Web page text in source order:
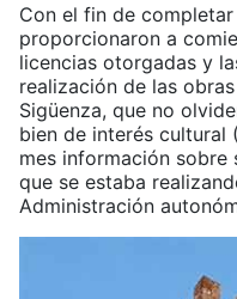
Con el fin de
proporcionaron a
licencias otorgadas y
realización de las
Sigüenza, que no
bien de interés cultural
mes información sobre
que se estaba
Administración